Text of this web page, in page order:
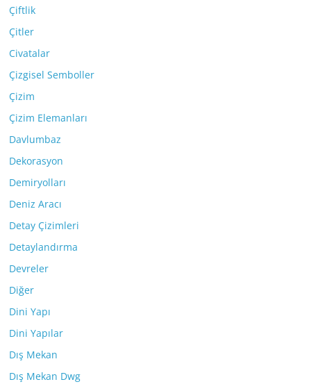
Çiftlik
Çitler
Civatalar
Çizgisel Semboller
Çizim
Çizim Elemanları
Davlumbaz
Dekorasyon
Demiryolları
Deniz Aracı
Detay Çizimleri
Detaylandırma
Devreler
Diğer
Dini Yapı
Dini Yapılar
Dış Mekan
Dış Mekan Dwg